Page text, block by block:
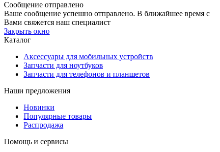
Сообщение отправлено
Ваше сообщение успешно отправлено. В ближайшее время с
Вами свяжется наш специалист
Закрыть окно
Каталог
Аксессуары для мобильных устройств
Запчасти для ноутбуков
Запчасти для телефонов и планшетов
Наши предложения
Новинки
Популярные товары
Распродажа
Помощь и сервисы